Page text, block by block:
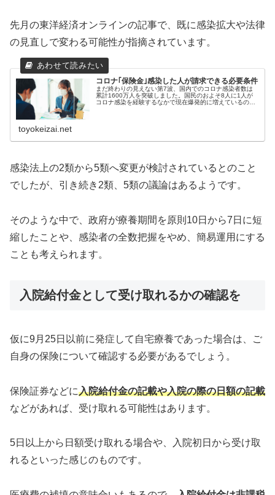
先月の東洋経済オンラインの記事で、既に感染拡大や法律
の見直しで変わる可能性が指摘されています。
コロナ｢保険金｣感染した人が請求できる必要条件
まだ終わりの見えない第7波、国内でのコロナ感染者数は
累計1600万人を突破しました。国民のおよそ8人に1人が
コロナ感染を経験するなかで現在爆発的に増えているの
toyokeizai.net
感染法上の2類から5類へ変更が検討されているとのこと
でしたが、引き続き2類、5類の議論はあるようです。
そのような中で、政府が療養期間を原則10日から7日に短
縮したことや、感染者の全数把握をやめ、簡易運用にする
ことも考えられます。
入院給付金として受け取れるかの確認を
仮に9月25日以前に発症して自宅療養であった場合は、ご
自身の保険について確認する必要があるでしょう。
保険証券などに入院給付金の記載や入院の際の日額の記載
などがあれば、受け取れる可能性はあります。
5日以上から日額受け取れる場合や、入院初日から受け取
れるといった感じのものです。